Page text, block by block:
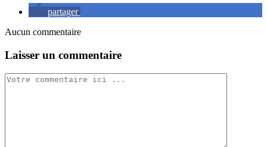
partager
Aucun commentaire
Laisser un commentaire